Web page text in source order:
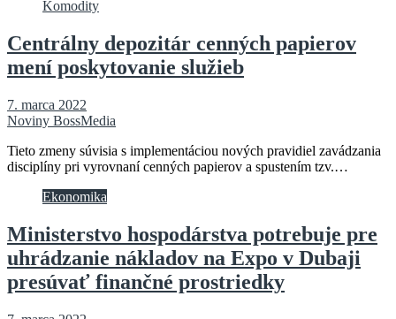
Komodity
Centrálny depozitár cenných papierov
mení poskytovanie služieb
7. marca 2022
Noviny BossMedia
Tieto zmeny súvisia s implementáciou nových pravidiel zavádzania
disciplíny pri vyrovnaní cenných papierov a spustením tzv.…
Ekonomika
Ministerstvo hospodárstva potrebuje pre
uhrádzanie nákladov na Expo v Dubaji
presúvať finančné prostriedky